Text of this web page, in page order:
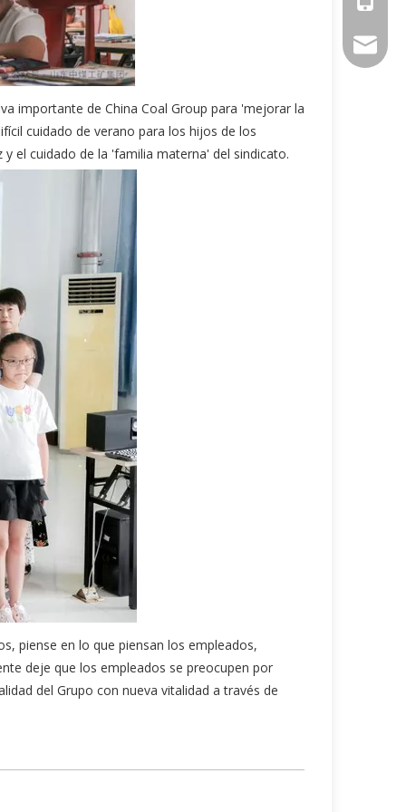
importante de China Coal Group para 'mejorar la
cuidado de verano para los hijos de los
el cuidado de la 'familia materna' del sindicato.
piense en lo que piensan los empleados,
deje que los empleados se preocupen por
del Grupo con nueva vitalidad a través de